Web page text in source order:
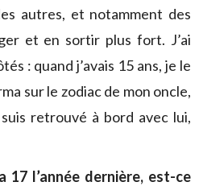
autres, et notamment des
et en sortir plus fort. J’ai
: quand j’avais 15 ans, je le
sur le zodiac de mon oncle,
retrouvé à bord avec lui,
17 l’année dernière, est-ce